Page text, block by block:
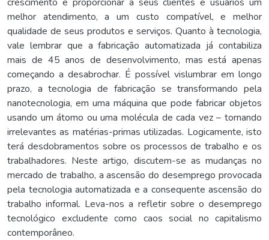
melhor atendimento, a um custo compatível, e melhor
qualidade de seus produtos e serviços. Quanto à tecnologia,
vale lembrar que a fabricação automatizada já contabiliza
mais de 45 anos de desenvolvimento, mas está apenas
começando a desabrochar. É possível vislumbrar em longo
prazo, a tecnologia de fabricação se transformando pela
nanotecnologia, em uma máquina que pode fabricar objetos
usando um átomo ou uma molécula de cada vez – tornando
irrelevantes as matérias-primas utilizadas. Logicamente, isto
terá desdobramentos sobre os processos de trabalho e os
trabalhadores. Neste artigo, discutem-se as mudanças no
mercado de trabalho, a ascensão do desemprego provocada
pela tecnologia automatizada e a consequente ascensão do
trabalho informal. Leva-nos a refletir sobre o desemprego
tecnológico excludente como caos social no capitalismo
contemporâneo.